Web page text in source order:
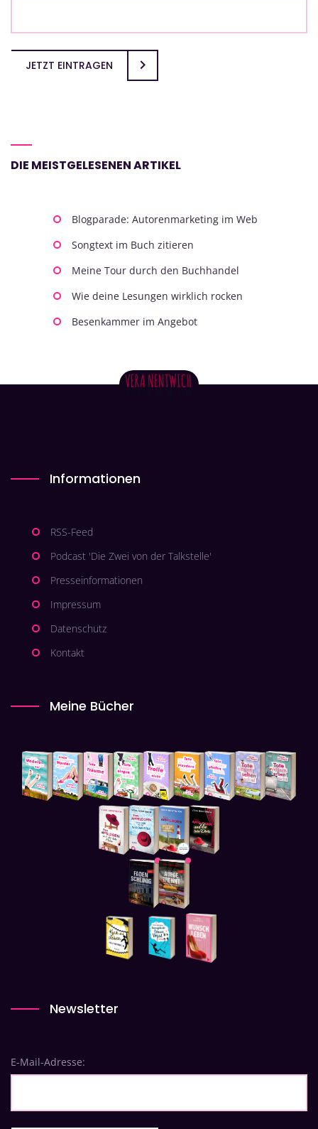
JETZT EINTRAGEN
DIE MEISTGELESENEN ARTIKEL
Blogparade: Autorenmarketing im Web
Songtext im Buch zitieren
Meine Tour durch den Buchhandel
Wie deine Lesungen wirklich rocken
Besenkammer im Angebot
Informationen
RSS-Feed
Podcast 'Die Zwei von der Talkstelle'
Presseinformationen
Impressum
Datenschutz
Kontakt
Meine Bücher
Newsletter
E-Mail-Adresse: